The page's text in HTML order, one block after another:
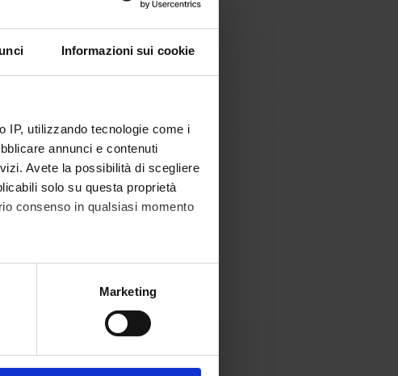
Informazioni sui cookie
IP, utilizzando tecnologie come i
annunci e contenuti
Avete la possibilità di scegliere
solo su questa proprietà
consenso in qualsiasi momento
di qualche metro,Marketing